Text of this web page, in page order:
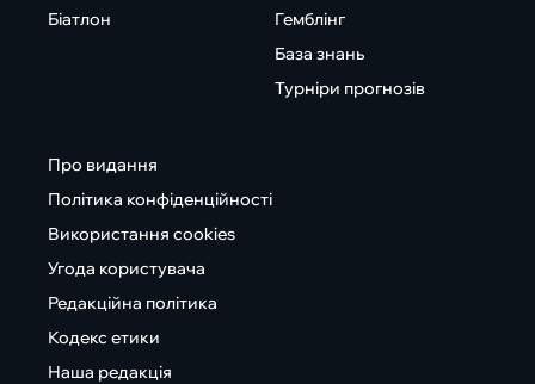
Біатлон
Гемблінг
База знань
Турніри прогнозів
Про видання
Політика конфіденційності
Використання cookies
Угода користувача
Редакційна політика
Кодекс етики
Наша редакція